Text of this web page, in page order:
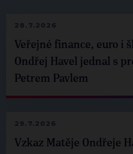
28.7.2026
Veřejné finance, euro i
Ondřej Havel jednal s
Petrem Pavlem
29.7.2026
Vzkaz Matěje Ondřeje